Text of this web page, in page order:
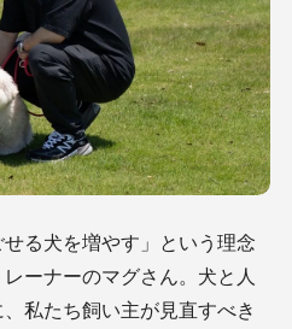
せる犬を増やす」という理念
ーナーのマグさん。犬と人
私たち飼い主が見直すべき